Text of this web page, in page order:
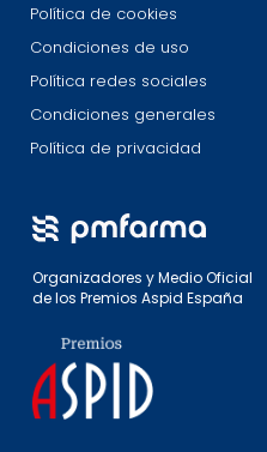
Política de cookies
Condiciones de uso
Política redes sociales
Condiciones generales
Política de privacidad
Organizadores y Medio Oficial
de los Premios Aspid España